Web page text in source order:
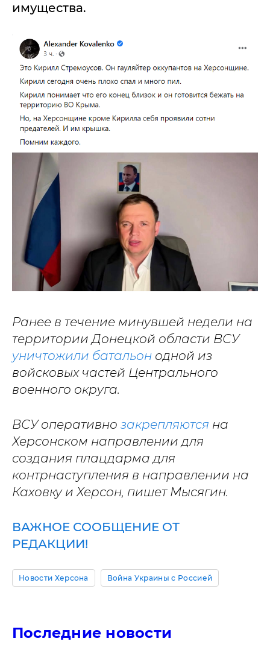
имущества.
Ранее в течение минувшей недели на
территории Донецкой области ВСУ
уничтожили батальон одной из
войсковых частей Центрального
военного округа.
ВСУ оперативно закрепляются на
Херсонском направлении для
создания плацдарма для
контрнаступления в направлении на
Каховку и Херсон, пишет Мысягин.
ВАЖНОЕ СООБЩЕНИЕ ОТ
РЕДАКЦИИ!
Новости Херсона Война Украины с Россией
Последние новости